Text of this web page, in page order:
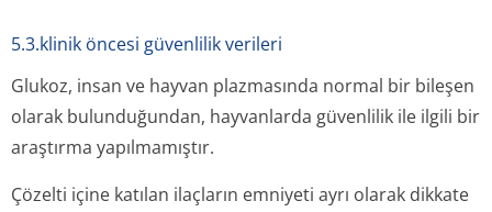
5.3.klinik öncesi güvenlilik verileri
Glukoz, insan ve hayvan plazmasında normal bir bileşen
olarak bulunduğundan, hayvanlarda güvenlilik ile ilgili bir
araştırma yapılmamıştır.
Çözelti içine katılan ilaçların emniyeti ayrı olarak dikkate